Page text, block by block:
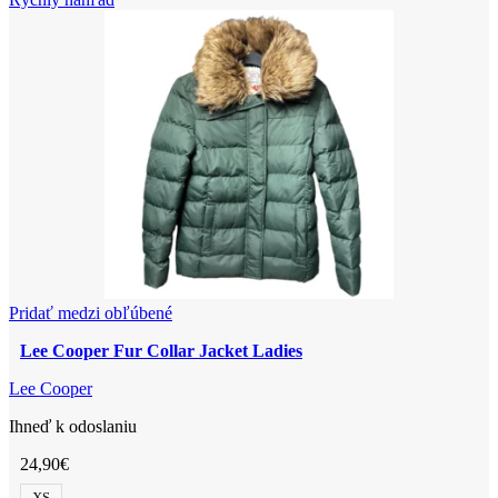
Gilet
môžete
vybrať
stránke
produktu.
Pridať medzi obľúbené
Lee Cooper Fur Collar Jacket Ladies
Lee Cooper
Ihneď k odoslaniu
24,90€